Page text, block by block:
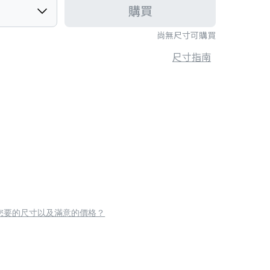
尚無尺寸可購買
購買
尺寸指南
要的尺寸以及滿意的價格？